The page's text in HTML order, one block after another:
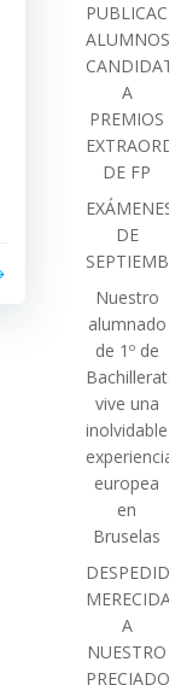
ALUMNOS
A
PREMIOS
DE FP
EXÁMENES
DE
Nuestro
alumnado
de 1º de
Bachillerato
vive una
inolvidable
experiencia
europea
en
Bruselas
DESPEDIDA
MERECIDA
A
NUESTRO
PRECIADO